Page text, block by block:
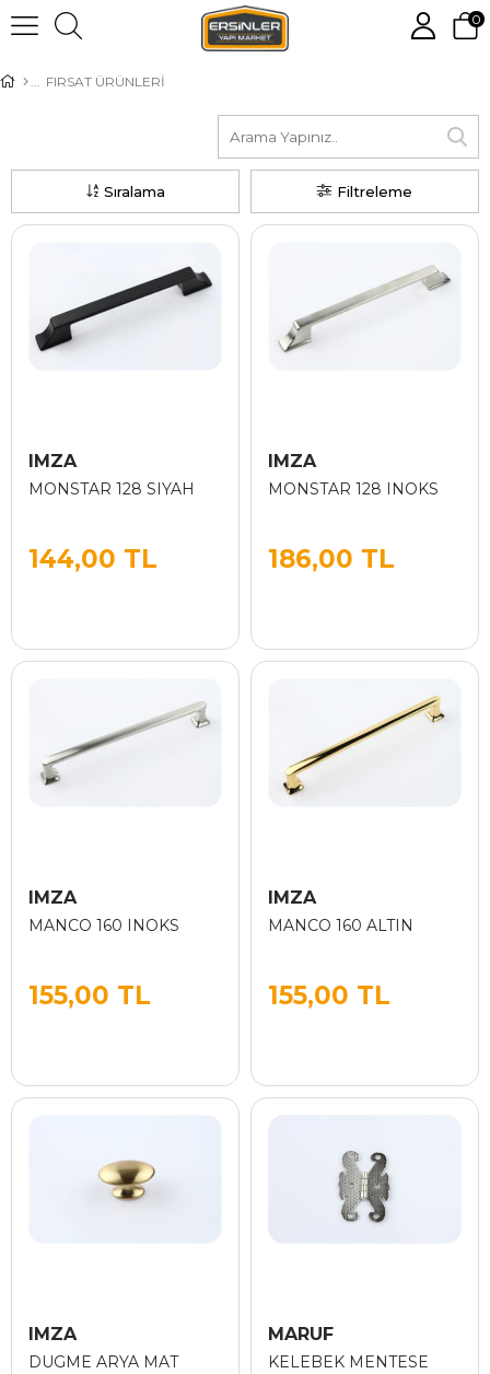
0
FIRSAT ÜRÜNLERİ
Filtreleme
Sıralama
IMZA
MONSTAR 128 SIYAH
144,00 TL
IMZA
MONSTAR 128 INOKS
186,00 TL
IMZA
MANCO 160 INOKS
155,00 TL
IMZA
MANCO 160 ALTIN
155,00 TL
IMZA
DUGME ARYA MAT
MARUF
KELEBEK MENTESE